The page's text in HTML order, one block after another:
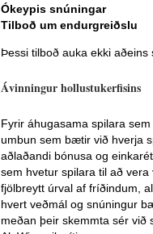
Ókeypis snúningar
Tilboð um endurgreiðslu
Þessi tilboð auka ekki
Ávinningur hollustukerfisins
Fyrir áhugasama spilara
umbun sem bætir við hverja
aðlaðandi bónusa og
sem hvetur spilara til að
fjölbreytt úrval af fríðindum,
hvert veðmál og snúningur
meðan þeir skemmta sér við